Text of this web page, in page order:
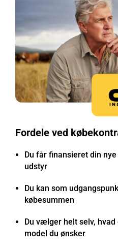
Fordele ved
Du får finansieret din
udstyr
Du kan som
købesummen
Du vælger helt selv,
model du ønsker